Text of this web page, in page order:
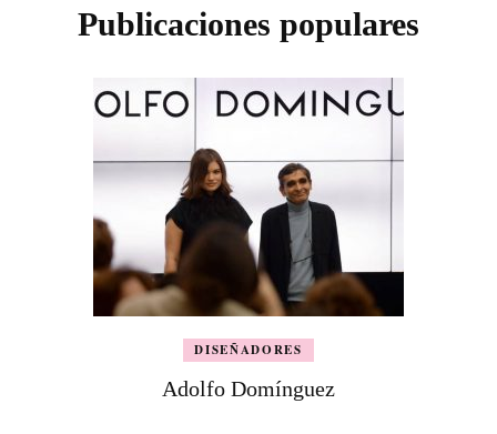
Publicaciones populares
DISEÑADORES
Adolfo Domínguez